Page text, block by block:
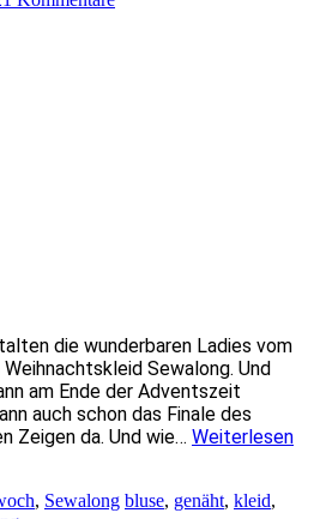
die wunderbaren Ladies vom
Sewalong. Und
am Ende der Adventszeit
auch schon das Finale des
Zeigen da. Und wie… Weiterlesen
, Sewalong bluse, genäht, kleid,